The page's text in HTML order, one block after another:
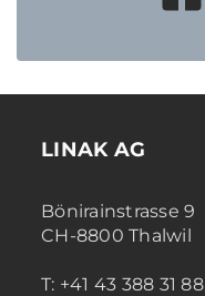
LINAK AG
Bönirainstrasse 9
CH-8800 Thalwil
T: +41 43 388 31 88